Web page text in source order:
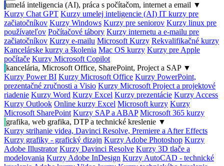
umelá inteligencia (AI), práca s počítačom, internet a email ▼
Kurzy Chat GPT Kurzy umelej inteligencie (AI) IT kurzy pre
začiatočníkov Kurzy Windows Kurzy pre seniorov Kurzy linux pre
používateľov Počítačové tábory Kurzy internetu a e-mailu pre
začiatočníkov Kurzy e-mailu Microsoft Kurzy Rekvalifikačné kurzy
Kancelárske kurzy a školenia Mac OS kurzy Kurzy pre Apple
počítače Kurzy Microsoft Copilot
kancelária, Microsoft Office, SharePoint, Project a SAP ▼
Kurzy Power BI Kurzy Microsoft Office Kurzy PowerPoint,
prezentačné zručnosti a Visio Kurzy Microsoft Project a projektové
riadenie Kurzy Word Kurzy Excel Kurzy prezentácie Kurzy Access
Kurzy Outlook Online kurzy Excel Microsoft kurzy Kurzy
Microsoft SharePoint Kurzy SAP a ABAP Microsoft 365 kurzy
grafika, web grafika, DTP a technické kreslenie ▼
Kurzy strihanie videa, Davinci Resolve, Premiere a After Effects
Kurzy grafiky - grafický dizajn Kurzy Adobe Photoshop Kurzy
Adobe Illustrator Kurzy Davinci Resolve Kurzy 3D tlače a
modelovania Kurzy Adobe InDesign Kurzy AutoCAD - technické